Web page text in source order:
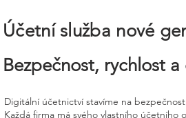
Účetní služba nové
Bezpečnost, rychlost
Digitální účetnictví stavíme na
Každá firma má svého vlastního